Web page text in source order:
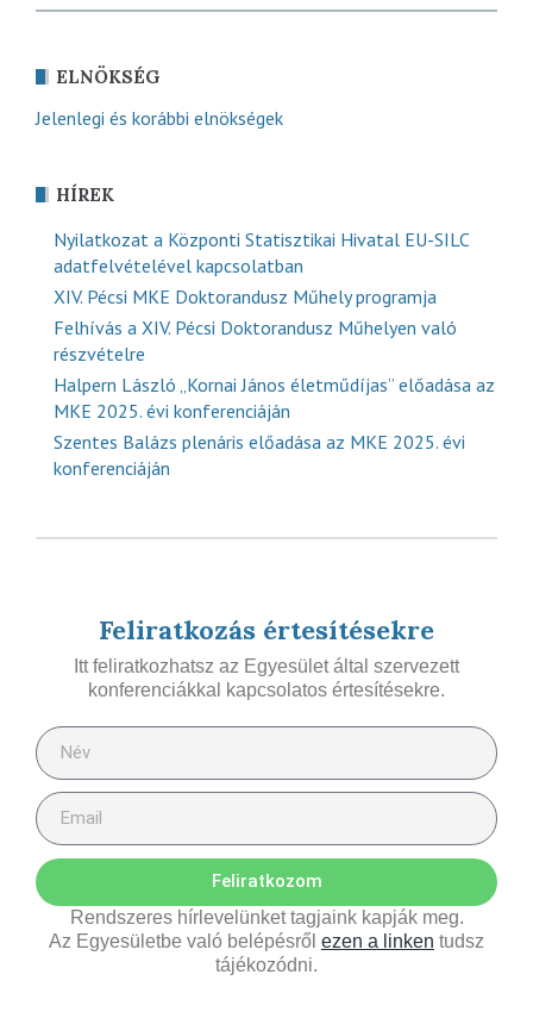
ELNÖKSÉG
Jelenlegi és korábbi elnökségek
HÍREK
Nyilatkozat a Központi Statisztikai Hivatal EU-SILC
adatfelvételével kapcsolatban
XIV. Pécsi MKE Doktorandusz Műhely programja
Felhívás a XIV. Pécsi Doktorandusz Műhelyen való
részvételre
Halpern László „Kornai János életműdíjas” előadása az
MKE 2025. évi konferenciáján
Szentes Balázs plenáris előadása az MKE 2025. évi
konferenciáján
Feliratkozás értesítésekre
Itt feliratkozhatsz az Egyesület által szervezett
konferenciákkal kapcsolatos értesítésekre.
Feliratkozom
Rendszeres hírlevelünket tagjaink kapják meg.
Az Egyesületbe való belépésről ezen a linken tudsz
tájékozódni.